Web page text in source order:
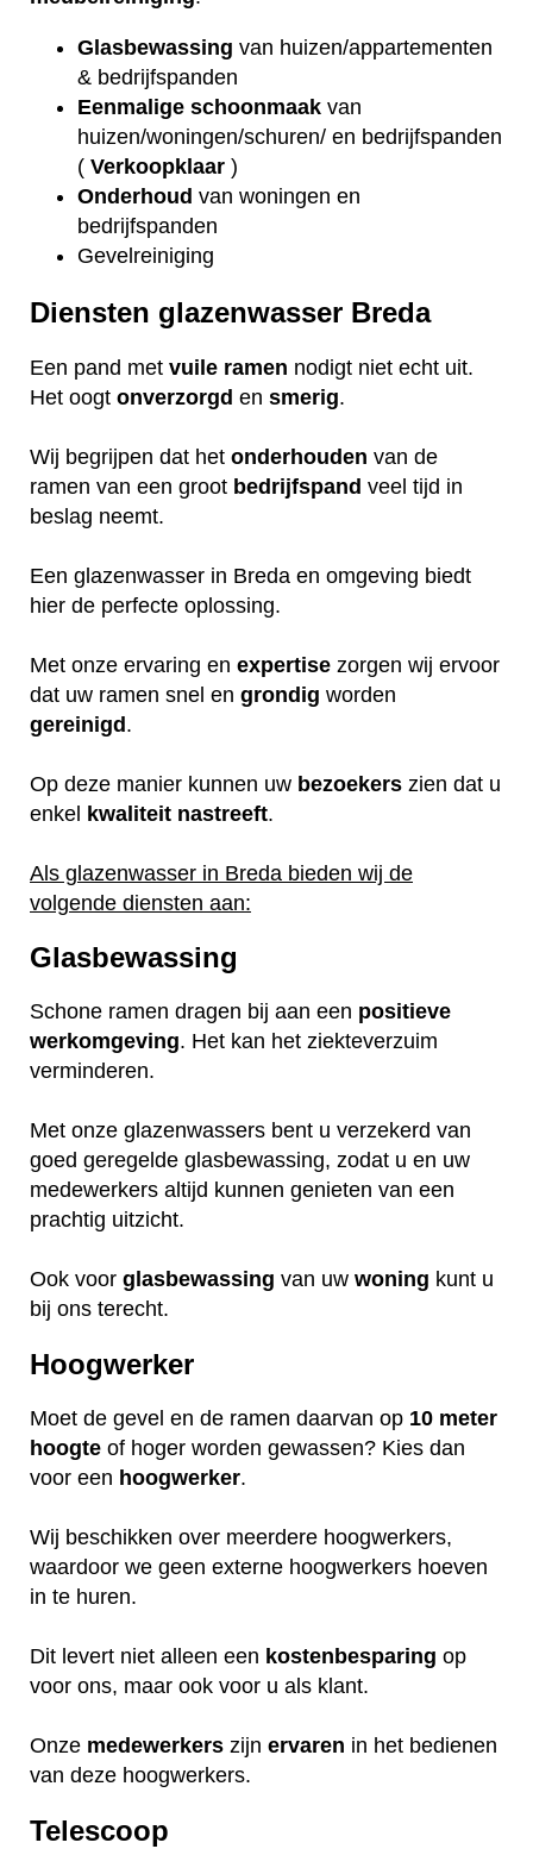
Glasbewassing van huizen/appartementen
& bedrijfspanden
Eenmalige schoonmaak van
huizen/woningen/schuren/ en bedrijfspanden
( Verkoopklaar )
Onderhoud van woningen en
bedrijfspanden
Gevelreiniging
Diensten glazenwasser Breda
Een pand met vuile ramen nodigt niet echt uit.
Het oogt onverzorgd en smerig.
Wij begrijpen dat het onderhouden van de
ramen van een groot bedrijfspand veel tijd in
beslag neemt.
Een glazenwasser in Breda en omgeving biedt
hier de perfecte oplossing.
Met onze ervaring en expertise zorgen wij ervoor
dat uw ramen snel en grondig worden
gereinigd .
Op deze manier kunnen uw bezoekers zien dat u
enkel kwaliteit nastreeft.
Als glazenwasser in Breda bieden wij de
volgende diensten aan:
Glasbewassing
Schone ramen dragen bij aan een positieve
werkomgeving. Het kan het ziekteverzuim
verminderen.
Met onze glazenwassers bent u verzekerd van
goed geregelde glasbewassing, zodat u en uw
medewerkers altijd kunnen genieten van een
prachtig uitzicht.
Ook voor glasbewassing van uw woning kunt u
bij ons terecht.
Hoogwerker
Moet de gevel en de ramen daarvan op 10 meter
hoogte of hoger worden gewassen? Kies dan
voor een hoogwerker.
Wij beschikken over meerdere hoogwerkers,
waardoor we geen externe hoogwerkers hoeven
in te huren.
Dit levert niet alleen een kostenbesparing op
voor ons, maar ook voor u als klant.
Onze medewerkers zijn ervaren in het bedienen
van deze hoogwerkers.
Telescoop